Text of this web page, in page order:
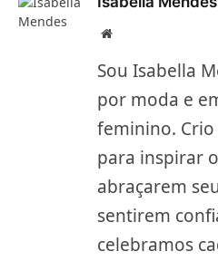
Site/Blog
Sou Isabella
por moda e
feminino.
para inspirar
abraçarem
sentirem
celebramos